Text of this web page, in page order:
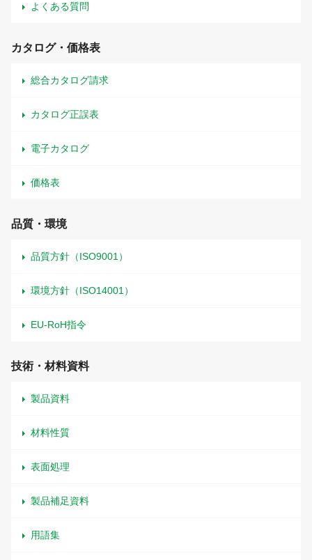
よくある質問
カタログ・価格表
総合カタログ請求
カタログ正誤表
電子カタログ
価格表
品質・環境
品質方針（ISO9001）
環境方針（ISO14001）
EU-RoH指令
技術・材料資料
製品資料
材料性質
表面処理
製品補足資料
用語集